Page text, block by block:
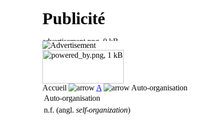
Publicité
Accueil A
Auto-organisation
Auto-organisation
n.f. (angl. self-organization)